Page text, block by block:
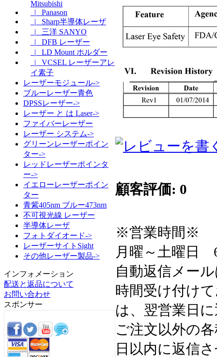
Mitsubishi
|_ Panason
|_ Sharp半導体レーザ
|_ 三洋 SANYO
|_ DFB レーザー
|_ LD Mount ホルダー
|_ VCSEL レーザーアレ
イ素子
レーザーモジュール->
ブルーレーザー青色
DPSSレーザー->
レーザー と は Laser->
ファイバーレーザー
レーザー システム->
グリーンレーザーポイン
ター->
レッドレーザーポインタ
ー->
イエローレーザーポイン
ター
青紫405nm ブルー473nm
不可視光線 レーザー
半導体レーザ
フォトダイオード->
レーザーサイトSight
その他レーザー製品->
インフォメーション
配送と返品について
お問い合わせ
スポンサー
顧客評価: 0
※営業時間※
月曜～土曜日
自動返信メー
時間受け付け
は、翌営業日
ご注文以外の
日以内に返信